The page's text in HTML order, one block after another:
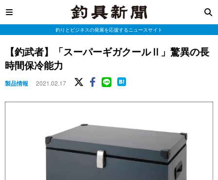
釣りとビジネスの発展を応援するニュースサイト
【釣武者】「スーパーギガクールⅡ」驚異の長
時間保冷能力
製品情報 2021.02.17